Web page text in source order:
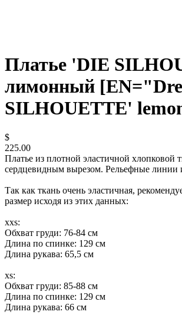
Платье 'DIE
лимонный
SILHOUETTE'
$
225.00
Платье из плотной эластичной хлопковой
сердцевидным вырезом. Рельефные
Так как ткань очень эластичная,
размер исходя из этих данных:
xxs:
Обхват груди: 76-84 см
Длина по спинке: 129 см
Длина рукава: 65,5 см
xs:
Обхват груди: 85-88 см
Длина по спинке: 129 см
Длина рукава: 66 см